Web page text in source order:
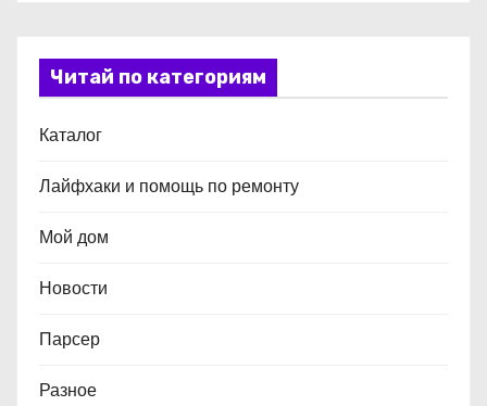
Читай по категориям
Каталог
Лайфхаки и помощь по ремонту
Мой дом
Новости
Парсер
Разное